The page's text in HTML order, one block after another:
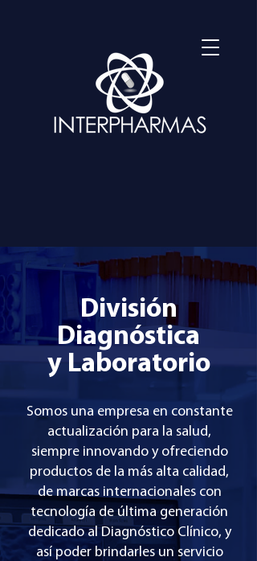
División
Diagnóstica
y Laboratorio
Somos una empresa en constante
actualización para la salud,
siempre innovando y ofreciendo
productos de la más alta calidad,
de marcas internacionales con
tecnología de última generación
dedicado al Diagnóstico Clínico, y
así poder brindarles un servicio